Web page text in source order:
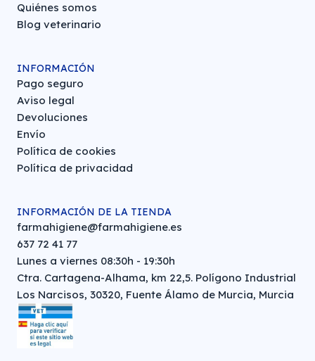
Quiénes somos
Blog veterinario
INFORMACIÓN
Pago seguro
Aviso legal
Devoluciones
Envío
Política de cookies
Política de privacidad
INFORMACIÓN DE LA TIENDA
farmahigiene@farmahigiene.es
637 72 41 77
Lunes a viernes 08:30h - 19:30h
Ctra. Cartagena-Alhama, km 22,5. Polígono Industrial
Los Narcisos, 30320, Fuente Álamo de Murcia, Murcia